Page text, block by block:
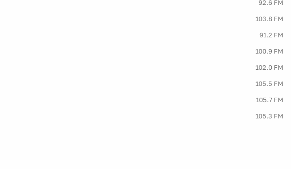
92.6 FM
103.8 FM
91.2 FM
100.9 FM
102.0 FM
105.5 FM
105.7 FM
105.3 FM